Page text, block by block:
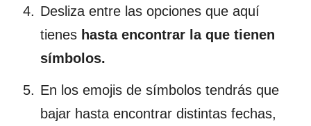
Desliza entre las opciones que aquí
tienes hasta encontrar la que tienen
símbolos.
En los emojis de símbolos tendrás que
bajar hasta encontrar distintas fechas,